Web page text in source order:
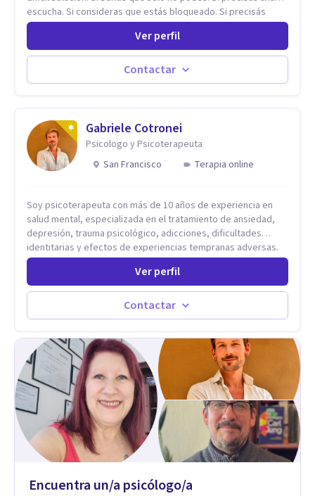
escucha. Si consideras que estás bloqueado. Si precisás
comprensión. Si no logras definir proyectos, objetivos,
sueños, deseos. Si pensás que lo que te pasa no es tan
grave, pero podría ayudar. Si estás en adicciones y tu
intención es hacer algo con lo que te está pasando. No dudes
en comunicarte a fin de comenzar a resolver la situación que
Ver perfil
Contactar
Gabriele Cotronei
Psicologo y Psicoterapeuta
San Francisco
Terapia online
Soy psicoterapeuta con más de 10 años de experiencia en
salud mental, especializada en el tratamiento de ansiedad,
depresión, trauma psicológico, adicciones, dificultades
identitarias y efectos de experiencias tempranas adversas.
Ofrezco un espacio terapéutico seguro, confidencial y
profundamente humano, donde el dolor emocional puede
transformarse en autoconocimiento, regulación emocional y
psicoanálisis, terapia somática y de trauma, psicología
respiración neurodinámica, integrando actualmente la
Psicología Analítica Junguiana. Mi abordaje también incorpora
perspectivas interculturales, ecopsicología y el trabajo
simbólico con el inconsciente, entendiendo que cada
proceso terapéutico es único y requiere una mirada
personalizada.
Ver perfil
Contactar
Encuentra un/a psicólogo/a